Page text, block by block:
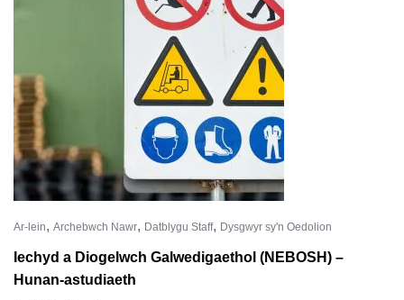
Ar-lein, Archebwch Nawr, Datblygu Staff, Dysgwyr sy'n Oedolion
Iechyd a Diogelwch Galwedigaethol (NEBOSH) –
Hunan-astudiaeth